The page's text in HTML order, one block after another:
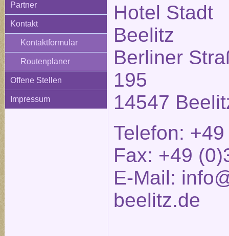
Partner
Kontakt
Kontaktformular
Routenplaner
Offene Stellen
Impressum
Hotel Stadt
Beelitz
Berliner
195
14547
Telefon:
Fax: +49
E-Mail:
beelitz.de